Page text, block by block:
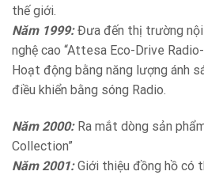
thế giới.
Năm 1999:Đưa đến thị trường nội
nghệ cao “Attesa Eco-Drive
Hoạt động bằng năng lượng ánh
điều khiển bằng sóng Radio.
Năm 2000:Ra mắt dòng sản
Collection”
Năm 2001:Giới thiệu đồng hồ có